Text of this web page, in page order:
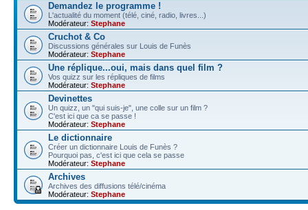
Demandez le programme !
L'actualité du moment (télé, ciné, radio, livres...)
Modérateur: Stephane
Cruchot & Co
Discussions générales sur Louis de Funès
Modérateur: Stephane
Une réplique...oui, mais dans quel film ?
Vos quizz sur les répliques de films
Modérateur: Stephane
Devinettes
Un quizz, un "qui suis-je", une colle sur un film ?
C'est ici que ca se passe !
Modérateur: Stephane
Le dictionnaire
Créer un dictionnaire Louis de Funès ?
Pourquoi pas, c'est ici que cela se passe
Modérateur: Stephane
Archives
Archives des diffusions télé/cinéma
Modérateur: Stephane